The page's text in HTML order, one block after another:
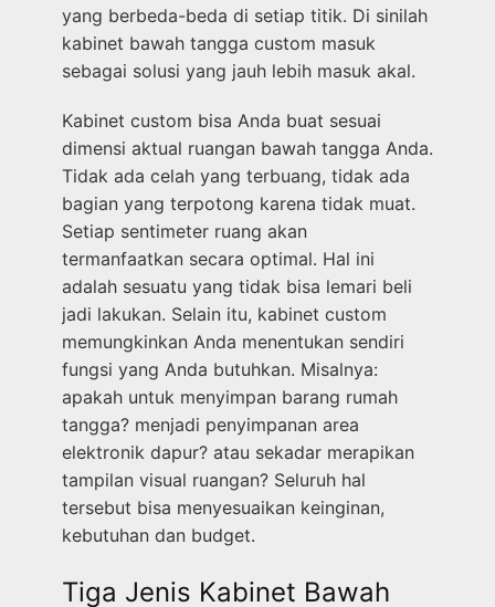
yang berbeda-beda di setiap titik. Di sinilah
kabinet bawah tangga custom masuk
sebagai solusi yang jauh lebih masuk akal.
Kabinet custom bisa Anda buat sesuai
dimensi aktual ruangan bawah tangga Anda.
Tidak ada celah yang terbuang, tidak ada
bagian yang terpotong karena tidak muat.
Setiap sentimeter ruang akan
termanfaatkan secara optimal. Hal ini
adalah sesuatu yang tidak bisa lemari beli
jadi lakukan. Selain itu, kabinet custom
memungkinkan Anda menentukan sendiri
fungsi yang Anda butuhkan. Misalnya:
apakah untuk menyimpan barang rumah
tangga? menjadi penyimpanan area
elektronik dapur? atau sekadar merapikan
tampilan visual ruangan? Seluruh hal
tersebut bisa menyesuaikan keinginan,
kebutuhan dan budget.
Tiga Jenis Kabinet Bawah